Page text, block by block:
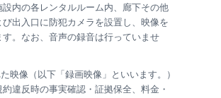
設内の各レンタルルーム内、廊下その他
出入口に防犯カメラを設置し、映像を
。なお、音声の録音は行っていませ
映像（以下「録画映像」といいます。）
違反時の事実確認・証拠保全、料金・